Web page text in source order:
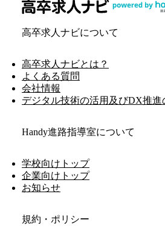
高卒求人ナビについて
高卒求人ナビとは？
よくある質問
会社情報
デジタル技術の活用及びDX推進
Handy進路指導室について
学校向けトップ
企業向けトップ
お知らせ
規約・ポリシー